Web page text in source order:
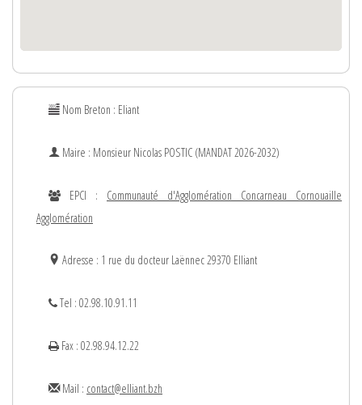
Nom Breton : Eliant
Maire : Monsieur Nicolas POSTIC (MANDAT 2026-2032)
EPCI : Communauté d'Agglomération Concarneau Cornouaille
Agglomération
Adresse : 1 rue du docteur Laënnec 29370 Elliant
Tel : 02.98.10.91.11
Fax : 02.98.94.12.22
Mail : contact@elliant.bzh